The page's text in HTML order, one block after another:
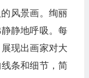
风景画。绚丽
静地呼吸。每
现出画家对大
条和细节，简